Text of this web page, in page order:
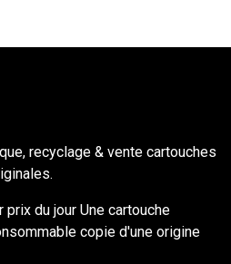
recyclage & vente cartouches
du jour Une cartouche
copie d'une origine